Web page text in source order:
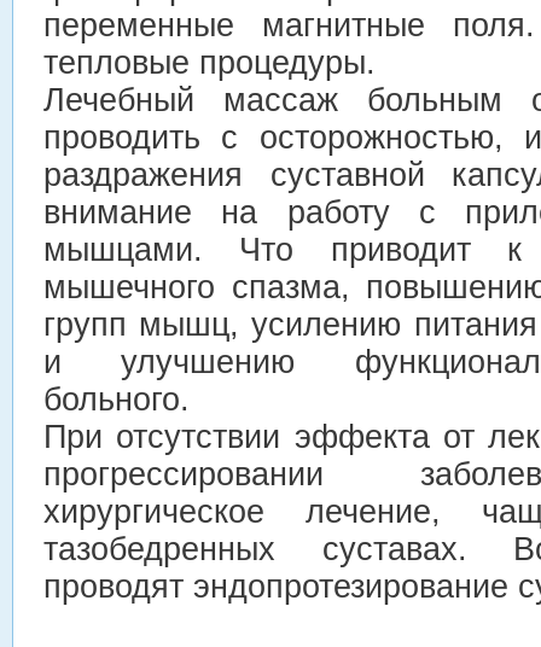
переменные магнитные
тепловые процедуры.
Лечебный массаж больным
проводить с осторожностью,
раздражения суставной
внимание на работу с
мышцами. Что приводит к
мышечного спазма,
групп мышц, усилению
и улучшению
больного.
При отсутствии эффекта от
прогрессировании
хирургическое лечение,
тазобедренных суставах.
проводят эндопротезирование